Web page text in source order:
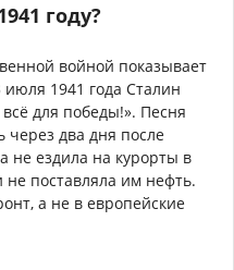
году?
войной показывает
июля 1941 года Сталин
для победы!». Песня
через два дня после
не ездила на курорты в
поставляла им нефть.
а не в европейские